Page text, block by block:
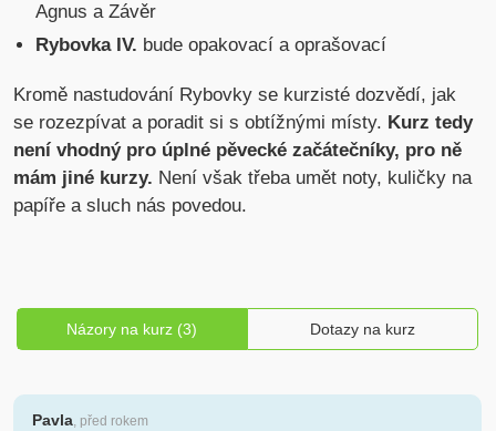
Agnus a Závěr
Rybovka IV. bude opakovací a oprašovací
Kromě nastudování Rybovky se kurzisté dozvědí, jak
se rozezpívat a poradit si s obtížnými místy. Kurz tedy
není vhodný pro úplné pěvecké začátečníky, pro ně
mám jiné kurzy. Není však třeba umět noty, kuličky na
papíře a sluch nás povedou.
Názory na kurz (3) Dotazy na kurz
Pavla, před rokem